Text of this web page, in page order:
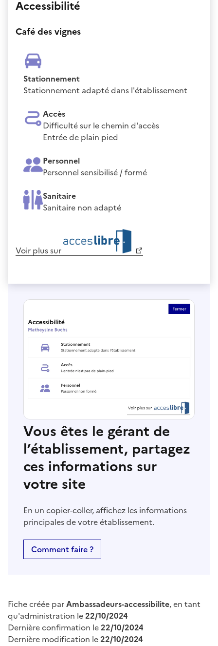
Accessibilité
Café des vignes
Stationnement
Stationnement adapté dans l'établissement
Accès
Difficulté sur le chemin d'accès
Entrée de plain pied
Personnel
Personnel sensibilisé / formé
Sanitaire
Sanitaire non adapté
Voir plus sur
Vous êtes le gérant de
l’établissement, partagez
ces informations sur
votre site
En un copier-coller, affichez les informations
principales de votre établissement.
Comment faire ?
Fiche créée parAmbassadeurs-accessibilite, en tant
qu'administration le22/10/2024
Dernière confirmation le22/10/2024
Dernière modification le22/10/2024